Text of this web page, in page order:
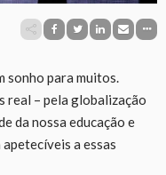
sonho para muitos.
real – pela globalização
da nossa educação e
a essas